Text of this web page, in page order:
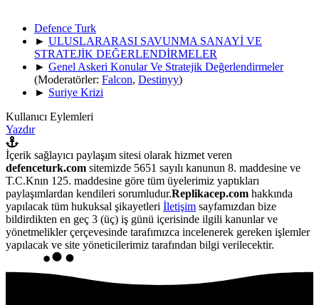
Defence Turk
► ULUSLARARASI SAVUNMA SANAYİ VE
STRATEJİK DEĞERLENDİRMELER
► Genel Askeri Konular Ve Stratejik Değerlendirmeler
(Moderatörler: Falcon, Destinyy)
► Suriye Krizi
Kullanıcı Eylemleri
Yazdır
İçerik sağlayıcı paylaşım sitesi olarak hizmet veren
defenceturk.com sitemizde 5651 sayılı kanunun 8. maddesine ve
T.C.Knın 125. maddesine göre tüm üyelerimiz yaptıkları
paylaşımlardan kendileri sorumludur.Replikacep.com hakkında
yapılacak tüm hukuksal şikayetleri İletişim sayfamızdan bize
bildirdikten en geç 3 (üç) iş günü içerisinde ilgili kanunlar ve
yönetmelikler çerçevesinde tarafımızca incelenerek gereken işlemler
yapılacak ve site yöneticilerimiz tarafından bilgi verilecektir.